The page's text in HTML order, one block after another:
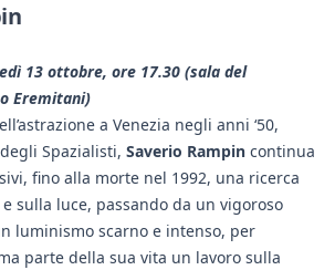
13 ottobre, ore 17.30 (sala del
Eremitani)
a Venezia negli anni ‘50,
Spazialisti, Saverio Rampin continua
fino alla morte nel 1992, una ricerca
sulla luce, passando da un vigoroso
luminismo scarno e intenso, per
parte della sua vita un lavoro sulla